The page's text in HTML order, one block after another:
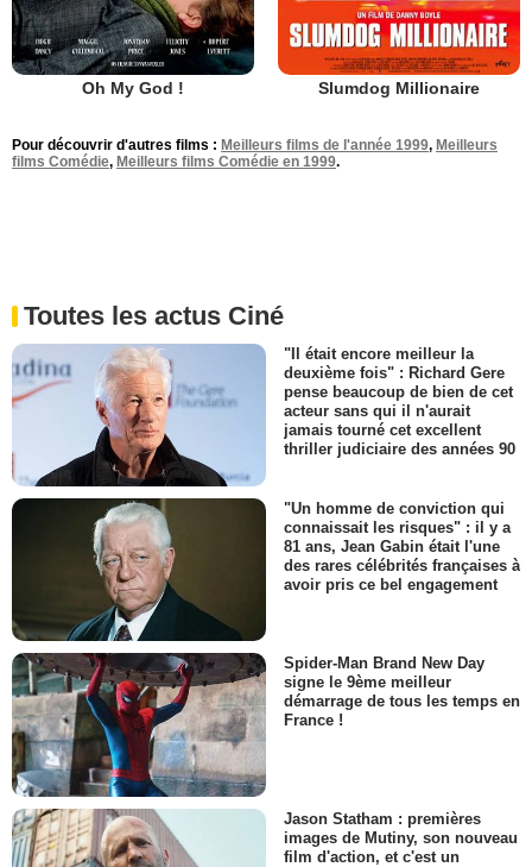
Oh My God ! Slumdog Millionaire
Pour découvrir d'autres films : Meilleurs films de l'année 1999, Meilleurs
films Comédie, Meilleurs films Comédie en 1999.
Toutes les actus Ciné
"Il était encore meilleur la
deuxième fois" : Richard Gere
pense beaucoup de bien de cet
acteur sans qui il n'aurait
jamais tourné cet excellent
thriller judiciaire des années 90
"Un homme de conviction qui
connaissait les risques" : il y a
81 ans, Jean Gabin était l'une
des rares célébrités françaises à
avoir pris ce bel engagement
Spider-Man Brand New Day
signe le 9ème meilleur
démarrage de tous les temps en
France !
Jason Statham : premières
images de Mutiny, son nouveau
film d'action, et c'est un